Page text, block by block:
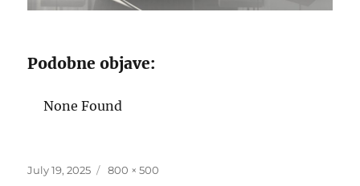
Podobne objave:
None Found
Posted
July 19, 2025
Full
800 × 500